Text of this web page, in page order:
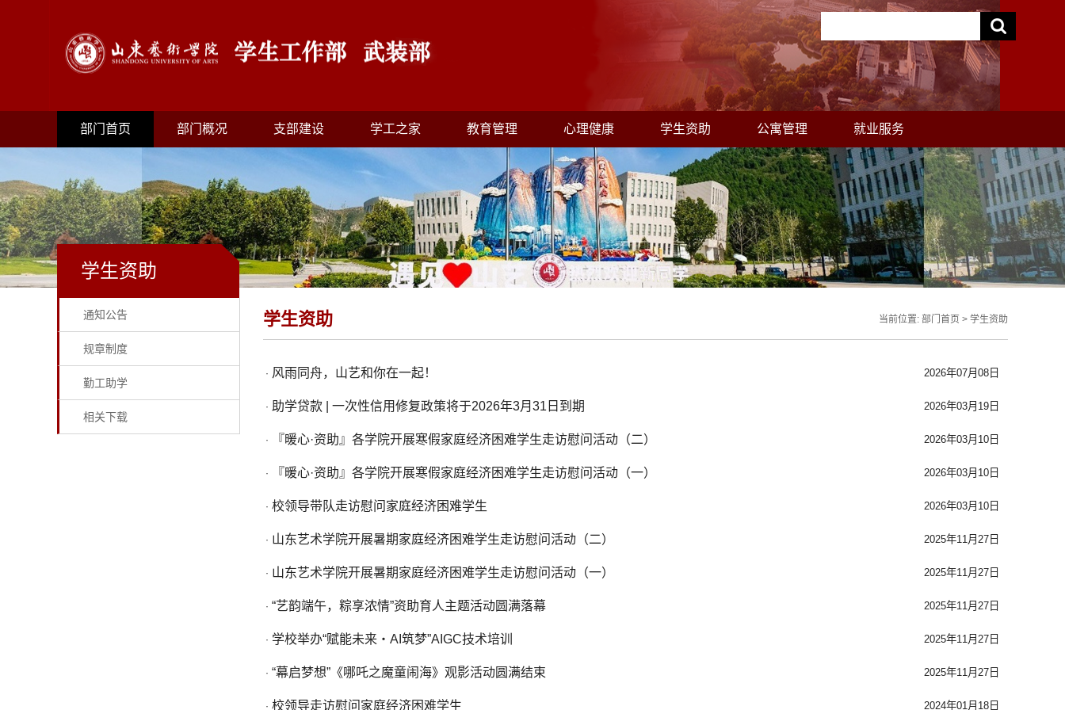
部门首页 部门概况 支部建设 学工之家 教育管理 心理健康 学生资助 公寓管理 就业服务
学生资助
通知公告
规章制度
勤工助学
相关下载
学生资助 当前位置: 部门首页 > 学生资助
· 风雨同舟，山艺和你在一起！ 2026年07月08日
· 助学贷款 | 一次性信用修复政策将于2026年3月31日到期 2026年03月19日
· 『暖心·资助』各学院开展寒假家庭经济困难学生走访慰问活动（二） 2026年03月10日
· 『暖心·资助』各学院开展寒假家庭经济困难学生走访慰问活动（一） 2026年03月10日
· 校领导带队走访慰问家庭经济困难学生 2026年03月10日
· 山东艺术学院开展暑期家庭经济困难学生走访慰问活动（二） 2025年11月27日
· 山东艺术学院开展暑期家庭经济困难学生走访慰问活动（一） 2025年11月27日
· “艺韵端午，粽享浓情”资助育人主题活动圆满落幕 2025年11月27日
· 学校举办“赋能未来・AI筑梦”AIGC技术培训 2025年11月27日
· “幕启梦想”《哪吒之魔童闹海》观影活动圆满结束 2025年11月27日
· 校领导走访慰问家庭经济困难学生 2024年01月18日